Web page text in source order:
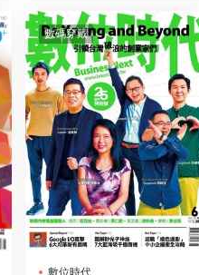
數碼穿戴
數位時代